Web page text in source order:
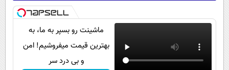
ماشینت رو بسپر به ما، به
بهترین قیمت میفروشیم! امن
و بی درد سر